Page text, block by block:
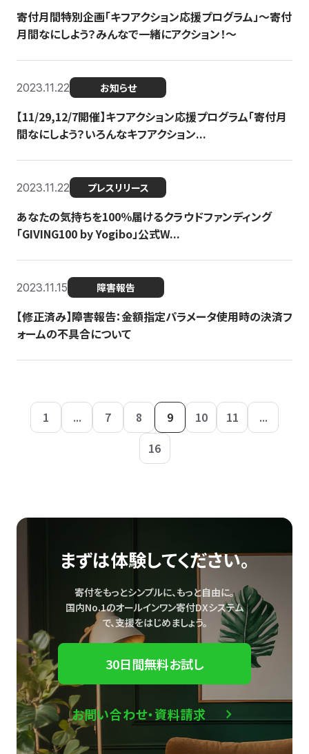
寄付月間特別企画「キフアクション応援プログラム」〜寄付
月間なにしよう？みんなで一緒にアクション！〜
2023.11.22 お知らせ
【11/29,12/7開催】キフアクション応援プログラム「寄付月
間なにしよう？いろんなキフアクション...
2023.11.22 プレスリリース
あなたの気持ちを100％届けるクラウドファンディング
「GIVING100 by Yogibo」公式W...
2023.11.15 障害報告
【修正済み】障害報告：金額指定パラメータ使用時の決済フ
ォームの不具合について
1 ... 7 8 9 10 11
...
16
まずは体験してください。
寄付をもっとシンプルに、もっと自由に。
国内No.1のオールインワン寄付DXシステム
で、支援をはじめましょう。
30日間無料お試し
お問い合わせ・資料請求